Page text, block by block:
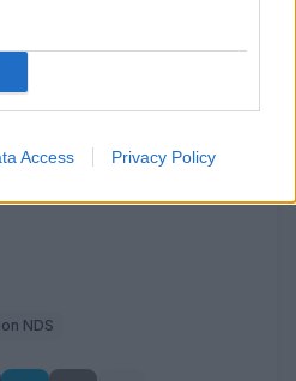
Access Privacy Policy
NDS